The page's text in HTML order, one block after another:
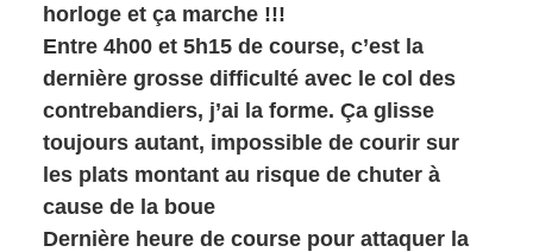
horloge et ça marche !!!
Entre 4h00 et 5h15 de course, c’est la
dernière grosse difficulté avec le col des
contrebandiers, j’ai la forme. Ça glisse
toujours autant, impossible de courir sur
les plats montant au risque de chuter à
cause de la boue
Dernière heure de course pour attaquer la